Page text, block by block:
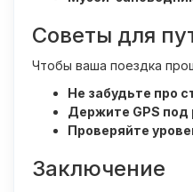
Советы для
Чтобы ваша поездка
Не забудьте про
Держите GPS под
Проверяйте
Заключение